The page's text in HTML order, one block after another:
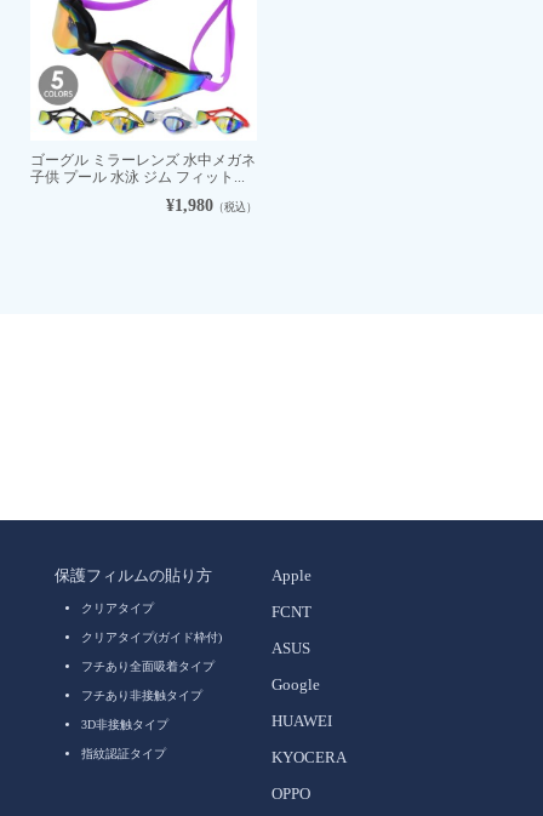
ゴーグル ミラーレンズ 水中メガネ
子供 プール 水泳 ジム フィット...
¥1,980（税込）
保護フィルムの貼り方
クリアタイプ
クリアタイプ(ガイド枠付)
フチあり全面吸着タイプ
フチあり非接触タイプ
3D非接触タイプ
指紋認証タイプ
Apple
FCNT
ASUS
Google
HUAWEI
KYOCERA
OPPO